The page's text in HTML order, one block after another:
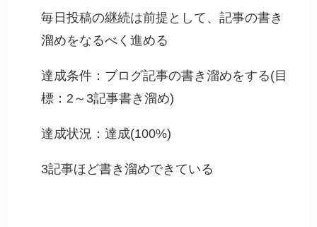
毎日投稿の継続は前提として、記事の書き
溜めをなるべく進める
達成条件：ブログ記事の書き溜めをする(目
標：2～3記事書き溜め)
達成状況：達成(100%)
3記事ほど書き溜めできている